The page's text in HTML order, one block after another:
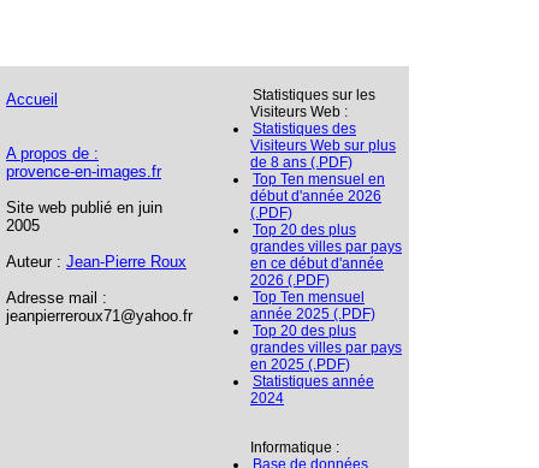
Accueil
A propos de :
provence-en-images.fr
Site web publié en juin
2005
Auteur : Jean-Pierre Roux
Adresse mail :
jeanpierreroux71@yahoo.fr
Statistiques sur les
Visiteurs Web :
Statistiques des
Visiteurs Web sur plus
de 8 ans (.PDF)
Top Ten mensuel en
début d'année 2026
(.PDF)
Top 20 des plus
grandes villes par pays
en ce début d'année
2026 (.PDF)
Top Ten mensuel
année 2025 (.PDF)
Top 20 des plus
grandes villes par pays
en 2025 (.PDF)
Statistiques année
2024
Informatique :
Base de données